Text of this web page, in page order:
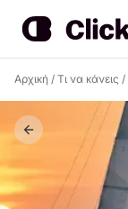
Αρχική / Τι να κάνεις /